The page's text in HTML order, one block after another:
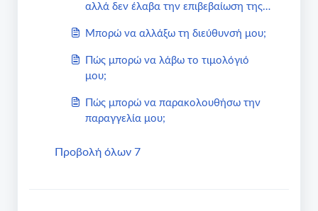
αλλά δεν έλαβα την επιβεβαίωση της
Μπορώ να αλλάξω τη διεύθυνσή μου;
Πώς μπορώ να λάβω το τιμολόγιό
μου;
Πώς μπορώ να παρακολουθήσω την
παραγγελία μου;
Προβολή όλων 7